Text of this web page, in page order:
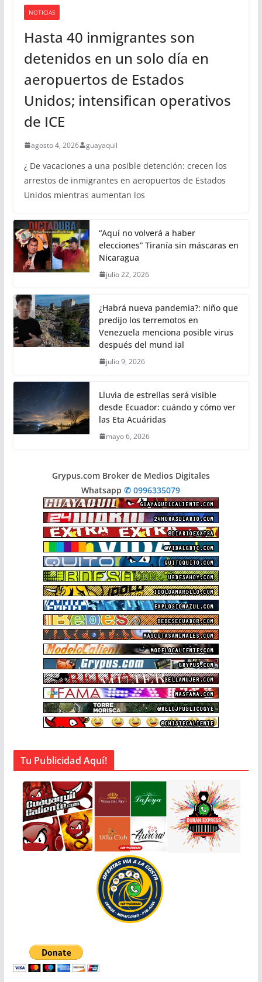
NOTICIAS
Hasta 40 inmigrantes son
detenidos en un solo día en
aeropuertos de Estados
Unidos; intensifican operativos
de ICE
agosto 4, 2026 guayaquil
¿ De vacaciones a una posible detención: crecen los
arrestos de inmigrantes en aeropuertos de Estados
Unidos mientras aumentan los
“Aquí no volverá a haber
elecciones” Tiranía sin máscaras en
Nicaragua
julio 22, 2026
¿Habrá nueva pandemia?: niño que
predijo los terremotos en
Venezuela menciona posible virus
después del mund ial
julio 9, 2026
Lluvia de estrellas será visible
desde Ecuador: cuándo y cómo ver
las Eta Acuáridas
mayo 6, 2026
Grypus.com Broker de Medios Digitales
Whatsapp✆ 0996335079
Tu Publicidad Aquí!